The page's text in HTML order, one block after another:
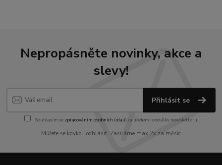
Nepropásněte novinky, akce a
slevy!
Přihlásit se
Souhlasím se zpracováním osobních údajůza účelem rozesílky newsletteru.
Můžete se kdykoli odhlásit. Zasíláme max.2x za měsíc